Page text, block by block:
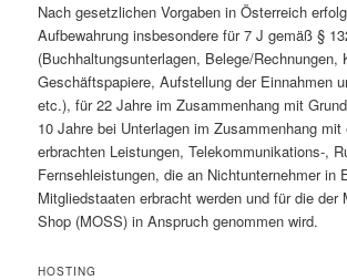
Nach gesetzlichen Vorgaben in Österreich
Aufbewahrung insbesondere für 7 J gemäß §
(Buchhaltungsunterlagen, Belege/Rechnungen,
Geschäftspapiere, Aufstellung der Einnahmen
etc.), für 22 Jahre im Zusammenhang mit
10 Jahre bei Unterlagen im Zusammenhang
erbrachten Leistungen, Telekommunikations-,
Fernsehleistungen, die an Nichtunternehmer in
Mitgliedstaaten erbracht werden und für die der
Shop (MOSS) in Anspruch genommen wird.
HOSTING